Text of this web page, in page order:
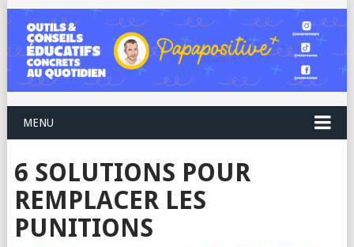
MENU
6 SOLUTIONS POUR
REMPLACER LES
PUNITIONS